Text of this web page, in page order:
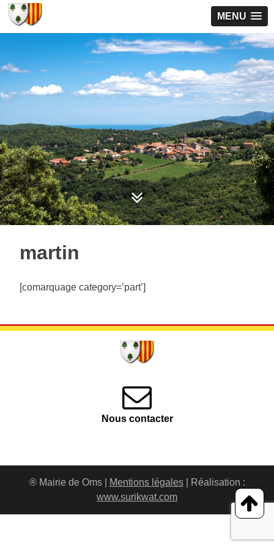
MENU
martin
[comarquage category=’part’]
Nous contacter
® Mairie de Oms | Mentions légales| Réalisation :
www.surikwat.com